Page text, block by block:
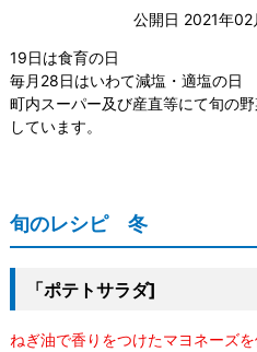
公開日 2021年02
19日は食育の日
毎月28日はいわて減塩・適塩の日
町内スーパー及び産直等にて旬の
しています。
旬のレシピ 冬
「ポテトサラダ]
ねぎ油で香りをつけたマヨネーズ